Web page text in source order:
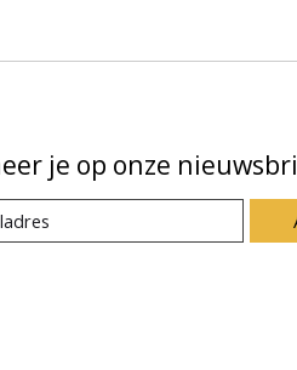
je op onze